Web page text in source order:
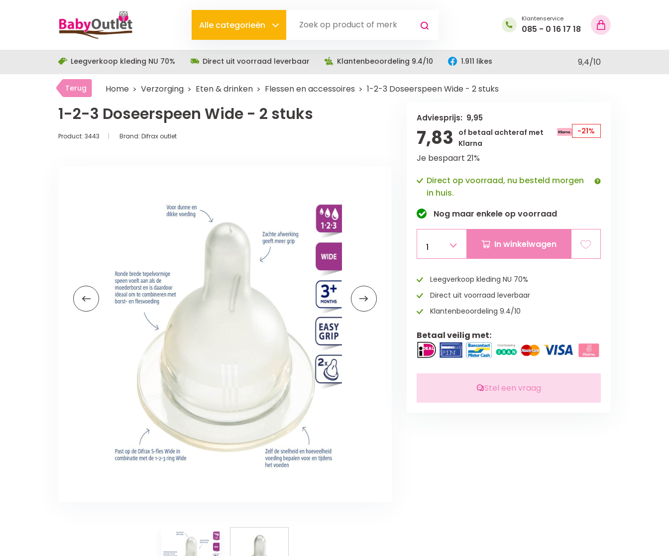
Alle categorieën
Klantenservice
085 - 0 16 17 18
Leegverkoop kleding NU 70% Direct uit voorraad leverbaar Klantenbeoordeling 9.4/10 1.911 likes 9,4/10
Terug Home Verzorging Eten & drinken Flessen en accessoires 1-2-3 Doseerspeen Wide - 2 stuks
1-2-3 Doseerspeen Wide - 2 stuks
Product: 3443 Brand: Difrax outlet
Adviesprijs: 9,95
7,83
of betaal achteraf met
Klarna
-21%
Je bespaart 21%
Direct op voorraad, nu besteld morgen
in huis.
Nog maar enkeleop voorraad
1 In winkelwagen
Leegverkoop kleding NU 70%
Direct uit voorraad leverbaar
Klantenbeoordeling 9.4/10
Betaal veilig met:
Stel een vraag